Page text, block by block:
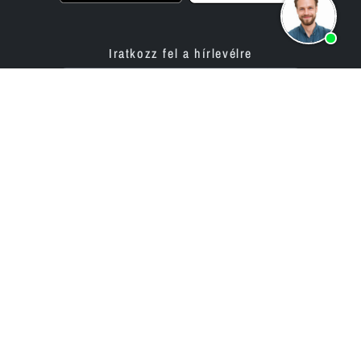
Iratkozz fel a hírlevélre